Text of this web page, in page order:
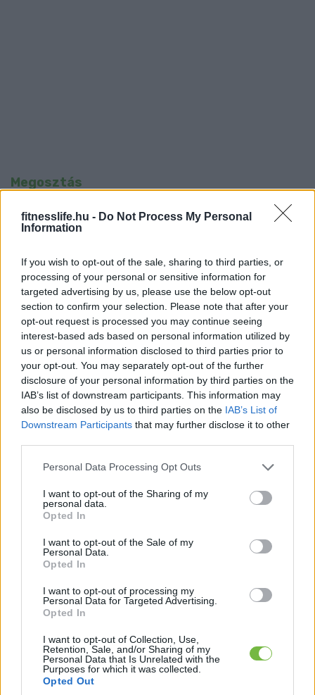
fitnesslife.hu - Do Not Process My Personal
Information
If you wish to opt-out of the sale, sharing to third parties, or
processing of your personal or sensitive information for
targeted advertising by us, please use the below opt-out
section to confirm your selection. Please note that after your
opt-out request is processed you may continue seeing
interest-based ads based on personal information utilized by
us or personal information disclosed to third parties prior to
your opt-out. You may separately opt-out of the further
disclosure of your personal information by third parties on the
IAB’s list of downstream participants. This information may
also be disclosed by us to third parties on the IAB’s List of
Downstream Participants that may further disclose it to other
Please note that this website/app uses one or more Google
not limited to your visit or usage behaviour. You may click to
grant or deny consent to Google and its third-party tags to
use your data for below specified purposes in below Google
consent section.
Personal Data Processing Opt Outs
I want to opt-out of the Sharing of my
personal data.
Opted In
I want to opt-out of the Sale of my
Personal Data.
Opted In
I want to opt-out of processing my
Personal Data for Targeted Advertising.
Opted In
I want to opt-out of Collection, Use,
Retention, Sale, and/or Sharing of my
Personal Data that Is Unrelated with the
Purposes for which it was collected.
Opted Out
Megosztás
Vicces
PREVIOUS
Top formában vannak, mégis igen jókat
esznek! Étkezési titkok Hollywoodból
NEXT
Az őszi hajhullás okai
EZ IS ÉRDEKELHET:
HÍREK